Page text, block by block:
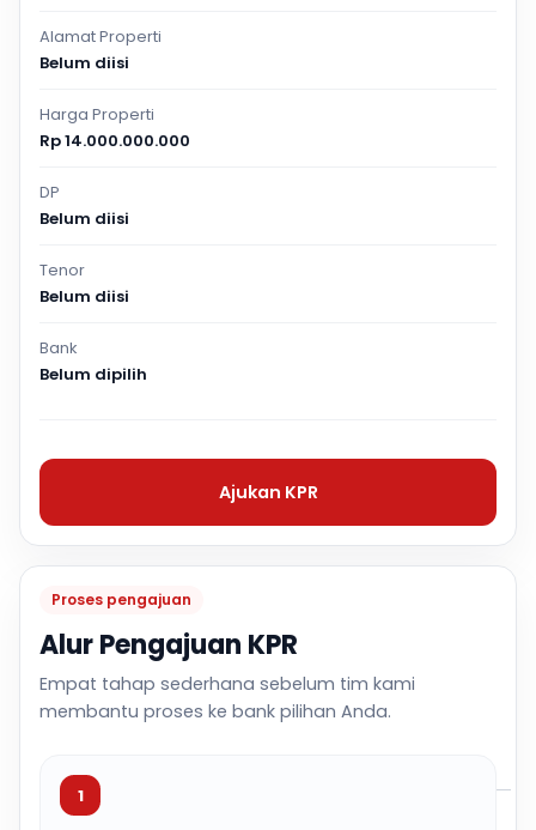
Proses pengajuan
Alur Pengajuan KPR
Empat tahap sederhana sebelum tim kami
membantu proses ke bank pilihan Anda.
1
Alamat Properti
Belum diisi
Harga Properti
Rp 14.000.000.000
DP
Belum diisi
Tenor
Belum diisi
Bank
Belum dipilih
Ajukan KPR